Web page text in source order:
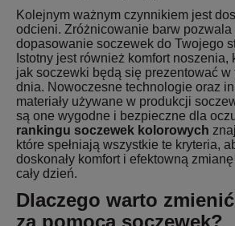
Kolejnym ważnym czynnikiem jest
odcieni. Zróżnicowanie barw pozwala
dopasowanie soczewek do Twojego
Istotny jest również komfort noszenia,
jak soczewki będą się prezentować w
dnia. Nowoczesne technologie oraz
materiały używane w produkcji
są one wygodne i bezpieczne dla
rankingu soczewek kolorowych
które spełniają wszystkie te kryteria,
doskonały komfort i efektowną
cały dzień.
Dlaczego warto